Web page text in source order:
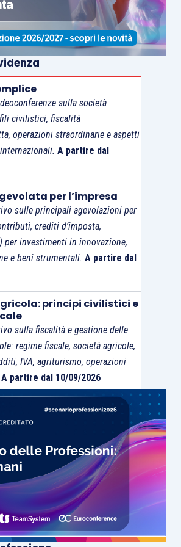
mentre a settembre la vendita
si colloca appena sotto le stime, a
la vendita di abitazioni in corso
mese. Aspettando i dati ufficiali
sul mercato del lavoro, le
continui si sono fermate a
al di sotto del consensus di
precedenti 2057mila, mentre i
sono collocati in linea con le
In deciso declino la fiducia dei
l’indice di ottobre che si ferma
rispetto ai 101.50 previsti dal
104.10 del periodo precedente,
il ribasso degli ordini di beni
stesso mese, al -0.1%: senza i
sarebbe invece in crescita dello
l’economia beneficia
della valuta e dei dati macro
al settore manifatturiero; la
d’acquisto, misurata
è infatti salita a ottobre a 51.7, in
50.4 di settembre, continuando a
caratteristici di valori
Inoltre, nonostante i prezzi al
sulla società
civilistici, fiscalità
operazioni straordinarie e aspetti
A partire dal
per l’impresa
sulle principali agevolazioni per
crediti d’imposta,
per investimenti in innovazione,
e beni strumentali. A partire dal
principi civilistici e
sulla fiscalità e gestione delle
regime fiscale, società agricole,
IVA, agriturismo, operazioni
A partire dal 10/09/2026